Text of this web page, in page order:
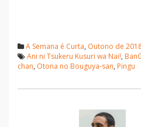
A Semana é Curta, Outono de
Ani ni Tsukeru Kusuri wa Nai!,
chan, Otona no Bouguya-san, Pingu